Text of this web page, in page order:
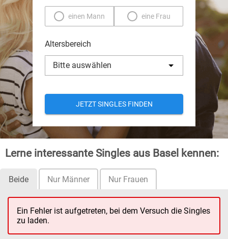
einen Mann eine Frau
Altersbereich
Bitte auswählen
JETZT SINGLES FINDEN
Lerne interessante Singles aus Basel kennen:
Beide Nur Männer Nur Frauen
Ein Fehler ist aufgetreten, bei dem Versuch die Singles
zu laden.